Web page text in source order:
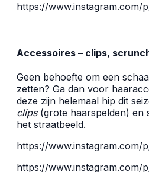
https://www.instagram.com/
Accessoires – clips,
Geen behoefte om een
zetten? Ga dan voor
deze zijn helemaal hip dit
clips(grote haarspelden) en
het straatbeeld.
https://www.instagram.com/
https://www.instagram.com/